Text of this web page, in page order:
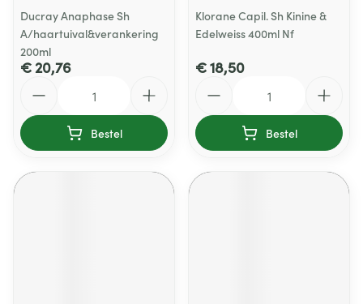
Ducray Anaphase Sh
A/haartuival&verankering
200ml
€ 20,76
Bestel
Klorane Capil. Sh Kinine &
Edelweiss 400ml Nf
€ 18,50
Bestel